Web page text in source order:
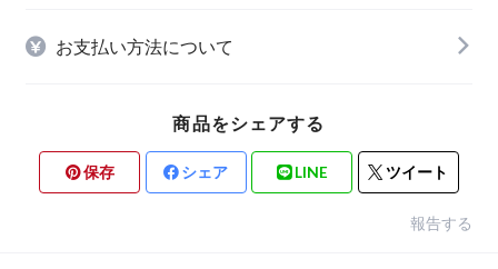
お支払い方法について
商品をシェアする
保存 シェア LINE ツイート
報告する